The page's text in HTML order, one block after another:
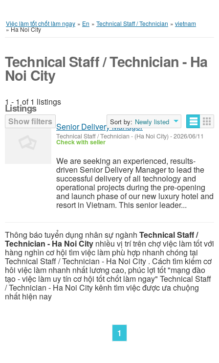
Việc làm tốt chốt làm ngay » En » Technical Staff / Technician » vietnam
»Ha Noi City
Technical Staff / Technician - Ha
Noi City
1 - 1 of 1 listings
Show filters
Sort by: Newly listed
Listings
Senior Delivery Manager
Technical Staff / Technician - (Ha Noi City) -2026/06/11
Check with seller
We are seeking an experienced, results-
driven Senior Delivery Manager to lead the
successful delivery of all technology and
operational projects during the pre-opening
and launch phase of our new luxury hotel and
resort in Vietnam. This senior leader...
Thông báo tuyển dụng nhân sự ngành Technical Staff /
Technician - Ha Noi City nhiều vị trí trên chợ việc làm tốt với
hàng nghìn cơ hội tìm việc làm phù hợp nhanh chóng tại
Technical Staff / Technician - Ha Noi City . Cách tìm kiếm cơ
hôi việc làm nhanh nhất lương cao, phúc lợi tốt "mạng đào
tạo - việc làm uy tín cơ hội tốt chốt làm ngay" Technical Staff
/ Technician - Ha Noi City kênh tìm việc được ưa chuộng
nhất hiện nay
1